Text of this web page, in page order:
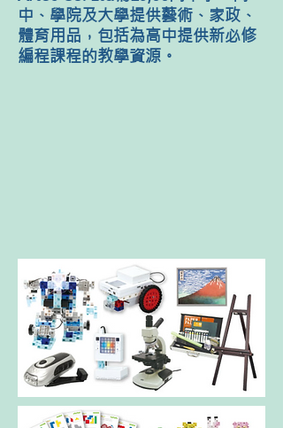
中、學院及大學提供藝術、家政、
體育用品，包括為高中提供新必修
編程課程的教學資源。